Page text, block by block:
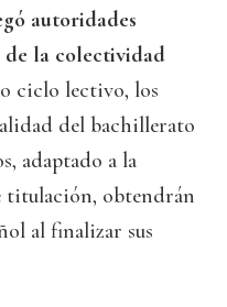
autoridades
de la colectividad
ciclo lectivo, los
del bachillerato
adaptado a la
titulación, obtendrán
al finalizar sus